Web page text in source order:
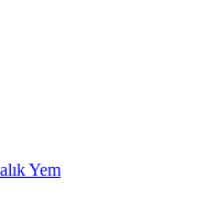
Yem